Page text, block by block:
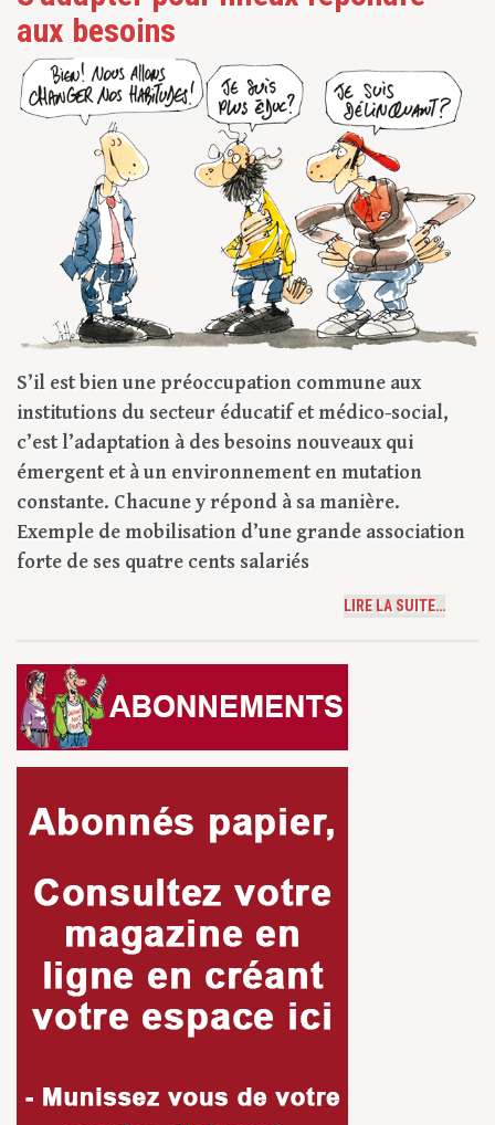
aux besoins
S’il est bien une préoccupation commune aux
institutions du secteur éducatif et médico-social,
c’est l’adaptation à des besoins nouveaux qui
émergent et à un environnement en mutation
constante. Chacune y répond à sa manière.
Exemple de mobilisation d’une grande association
forte de ses quatre cents salariés
LIRE LA SUITE…